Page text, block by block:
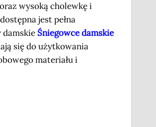
wysoką cholewkę i
jest pełna
damskie Śniegowce damskie
się do użytkowania
materiału i